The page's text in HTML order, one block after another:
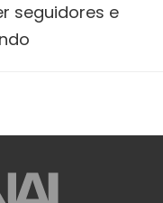
seguidores e